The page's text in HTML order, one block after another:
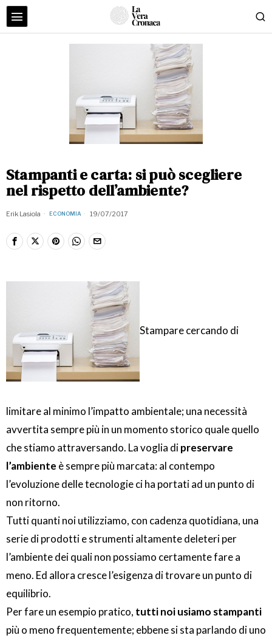
Stampanti e carta: si può scegliere
nel rispetto dell’ambiente?
Erik Lasiola ECONOMIA 19/07/2017
Stampare cercando di
limitare al minimo l’impatto ambientale; una necessità
avvertita sempre più in un momento storico quale quello
che stiamo attraversando. La voglia dipreservare
l’ambiente è sempre più marcata: al contempo
l’evoluzione delle tecnologie ci ha portati ad un punto di
non ritorno.
Tutti quanti noi utilizziamo, con cadenza quotidiana, una
serie di prodotti e strumenti altamente deleteri per
l’ambiente dei quali non possiamo certamente fare a
meno. Ed allora cresce l’esigenza di trovare un punto di
equilibrio.
Per fare un esempio pratico, tutti noi usiamo stampanti
più o meno frequentemente; ebbene si sta parlando di uno